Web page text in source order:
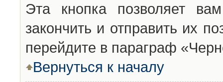
Эта кнопка позволяет
закончить и отправить их
перейдите в параграф
Вернуться к началу